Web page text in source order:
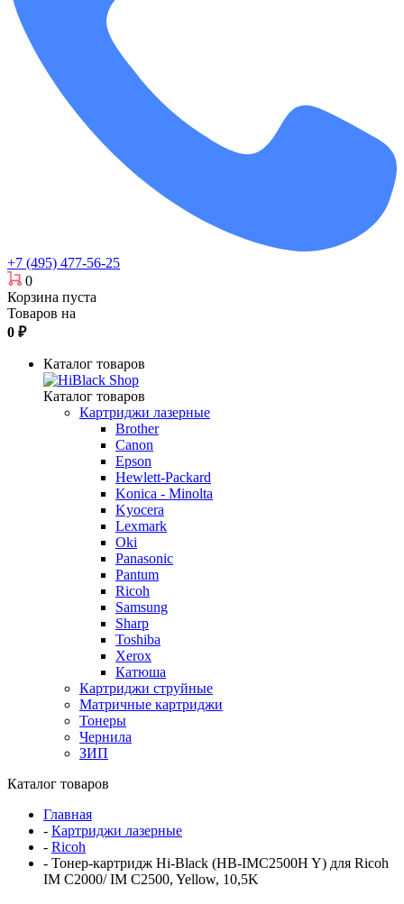
+7 (495) 477-56-25
0
Корзина пуста
Товаров на
0 ₽
Каталог товаров
Каталог товаров
Картриджи лазерные
Brother
Canon
Epson
Hewlett-Packard
Konica - Minolta
Kyocera
Lexmark
Oki
Panasonic
Pantum
Ricoh
Samsung
Sharp
Toshiba
Xerox
Катюша
Картриджи струйные
Матричные картриджи
Тонеры
Чернила
ЗИП
Каталог товаров
Главная
- Картриджи лазерные
- Ricoh
- Тонер-картридж Hi-Black (HB-IMC2500H Y) для Ricoh
IM C2000/ IM C2500, Yellow, 10,5K